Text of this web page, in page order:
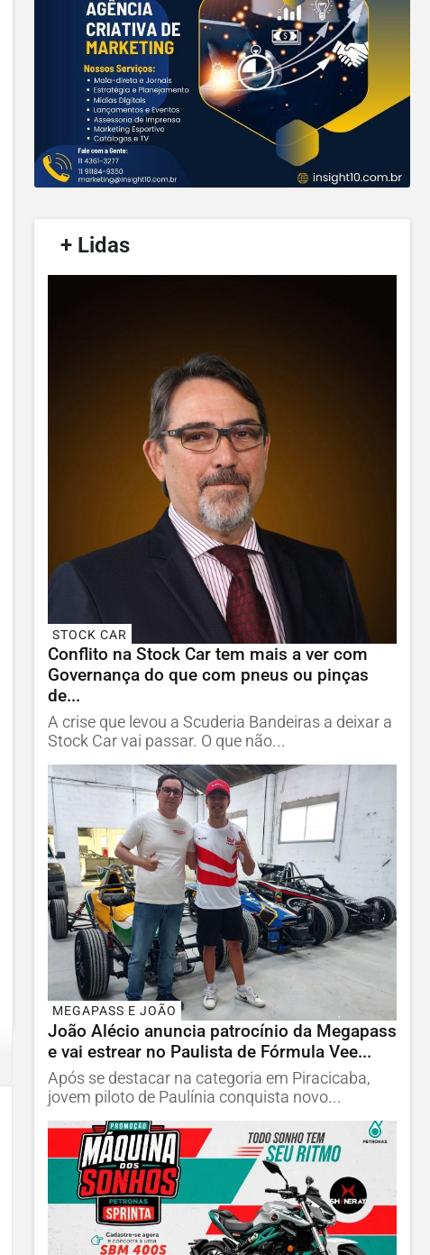
+ Lidas
STOCK CAR
Conflito na Stock Car tem mais a ver com
Governança do que com pneus ou pinças
de...
A crise que levou a Scuderia Bandeiras a deixar a
Stock Car vai passar. O que não...
MEGAPASS E JOÃO
João Alécio anuncia patrocínio da Megapass
e vai estrear no Paulista de Fórmula Vee...
Após se destacar na categoria em Piracicaba,
jovem piloto de Paulínia conquista novo...